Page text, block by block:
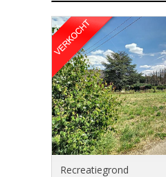
Recreatiegrond